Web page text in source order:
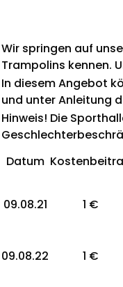
Wir springen auf
Trampolins kennen.
In diesem Angebot
und unter Anleitung
Hinweis! Die
Datum
09.08.21 1 €
09.08.22 1 €